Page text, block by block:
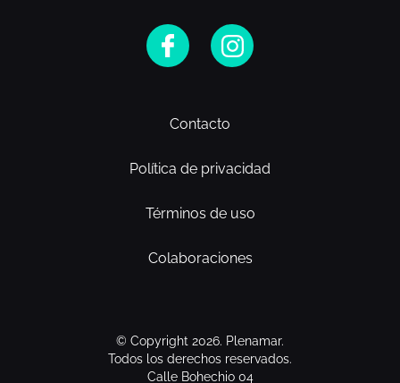
Contacto
Política de privacidad
Términos de uso
Colaboraciones
© Copyright 2026. Plenamar.
Todos los derechos reservados.
Calle Bohechio 04